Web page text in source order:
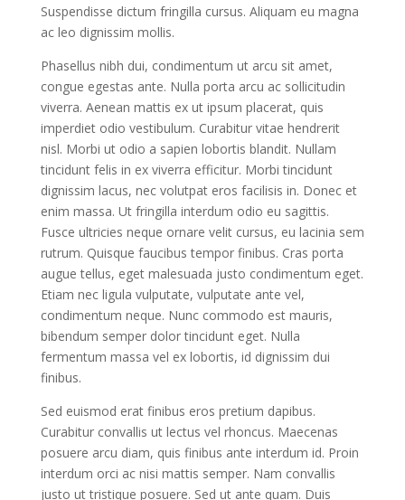
Suspendisse dictum fringilla cursus. Aliquam eu magna
ac leo dignissim mollis.
Phasellus nibh dui, condimentum ut arcu sit amet,
congue egestas ante. Nulla porta arcu ac sollicitudin
viverra. Aenean mattis ex ut ipsum placerat, quis
imperdiet odio vestibulum. Curabitur vitae hendrerit
nisl. Morbi ut odio a sapien lobortis blandit. Nullam
tincidunt felis in ex viverra efficitur. Morbi tincidunt
dignissim lacus, nec volutpat eros facilisis in. Donec et
enim massa. Ut fringilla interdum odio eu sagittis.
Fusce ultricies neque ornare velit cursus, eu lacinia sem
rutrum. Quisque faucibus tempor finibus. Cras porta
augue tellus, eget malesuada justo condimentum eget.
Etiam nec ligula vulputate, vulputate ante vel,
condimentum neque. Nunc commodo est mauris,
bibendum semper dolor tincidunt eget. Nulla
fermentum massa vel ex lobortis, id dignissim dui
finibus.
Sed euismod erat finibus eros pretium dapibus.
Curabitur convallis ut lectus vel rhoncus. Maecenas
posuere arcu diam, quis finibus ante interdum id. Proin
interdum orci ac nisi mattis semper. Nam convallis
justo ut tristique posuere. Sed ut ante quam. Duis